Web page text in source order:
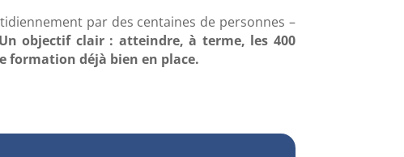
par des centaines de personnes –
Un objectif clair : atteindre, à terme, les 400
formation déjà bien en place.